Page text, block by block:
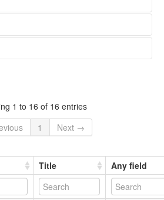
Republic of the [CD]
1 to 16 of 16 entries
1
Next →
Title Any field